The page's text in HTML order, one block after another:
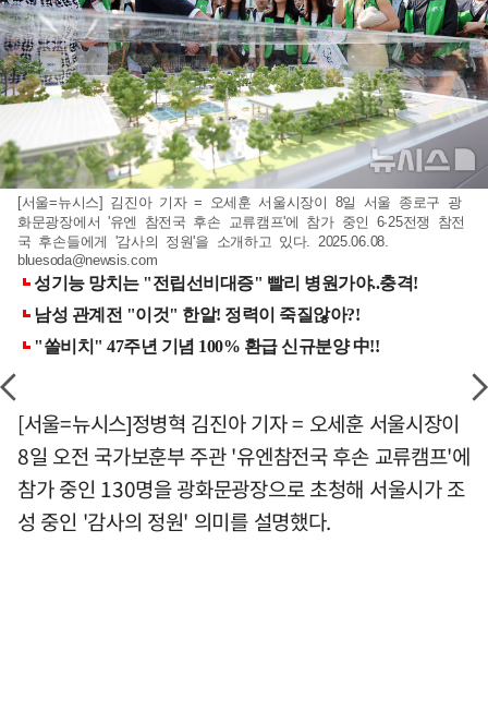
[서울=뉴시스] 김진아 기자 = 오세훈 서울시장이 8일 서울 종로구 광
화문광장에서 '유엔 참전국 후손 교류캠프'에 참가 중인 6·25전쟁 참전
국 후손들에게 '감사의 정원'을 소개하고 있다. 2025.06.08.
bluesoda@newsis.com
[서울=뉴시스]정병혁 김진아 기자 = 오세훈 서울시장이
8일 오전 국가보훈부 주관 '유엔참전국 후손 교류캠프'에
참가 중인 130명을 광화문광장으로 초청해 서울시가 조
성 중인 '감사의 정원' 의미를 설명했다.